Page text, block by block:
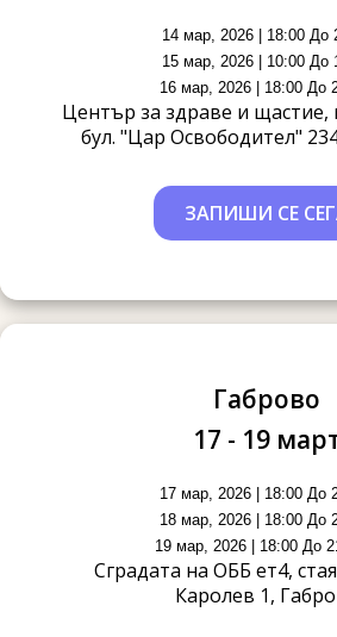
14 мар, 2026 | 18:00 До
15 мар, 2026 | 10:00 До
16 мар, 2026 | 18:00 До
Център за здраве и щастие,
бул. "Цар Освободител"
ЗАПИШИ СЕ
Габрово
17 - 19
17 мар, 2026 | 18:00 До
18 мар, 2026 | 18:00 До
19 мар, 2026 | 18:00 До
Сградата на ОББ ет4,
Каролев 1,